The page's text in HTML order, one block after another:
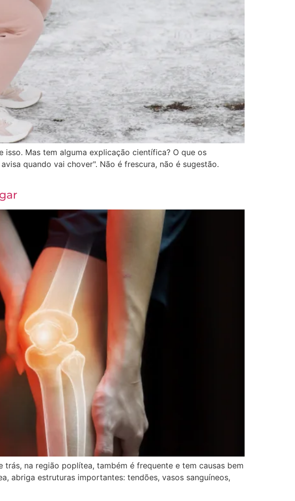
Mas tem alguma explicação científica? O que os
quando vai chover". Não é frescura, não é sugestão.
na região poplítea, também é frequente e tem causas bem
abriga estruturas importantes: tendões, vasos sanguíneos,